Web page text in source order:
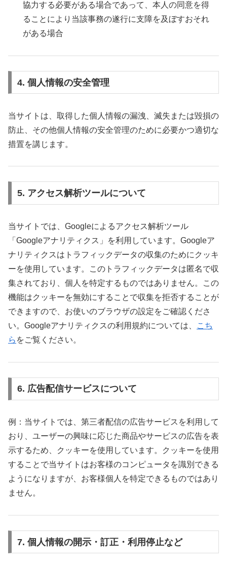
協力する必要がある場合であって、本人の同意を得
ることにより当該事務の遂行に支障を及ぼすおそれ
がある場合
4. 個人情報の安全管理
当サイトは、取得した個人情報の漏洩、滅失または毀損の
防止、その他個人情報の安全管理のために必要かつ適切な
措置を講じます。
5. アクセス解析ツールについて
当サイトでは、Googleによるアクセス解析ツール
「Googleアナリティクス」を利用しています。Googleア
ナリティクスはトラフィックデータの収集のためにクッキ
ーを使用しています。このトラフィックデータは匿名で収
集されており、個人を特定するものではありません。この
機能はクッキーを無効にすることで収集を拒否することが
できますので、お使いのブラウザの設定をご確認くださ
い。Googleアナリティクスの利用規約については、
こち
ら をご覧ください。
6. 広告配信サービスについて
例：当サイトでは、第三者配信の広告サービスを利用して
おり、ユーザーの興味に応じた商品やサービスの広告を表
示するため、クッキーを使用しています。クッキーを使用
することで当サイトはお客様のコンピュータを識別できる
ようになりますが、お客様個人を特定できるものではあり
ません。
7. 個人情報の開示・訂正・利用停止など